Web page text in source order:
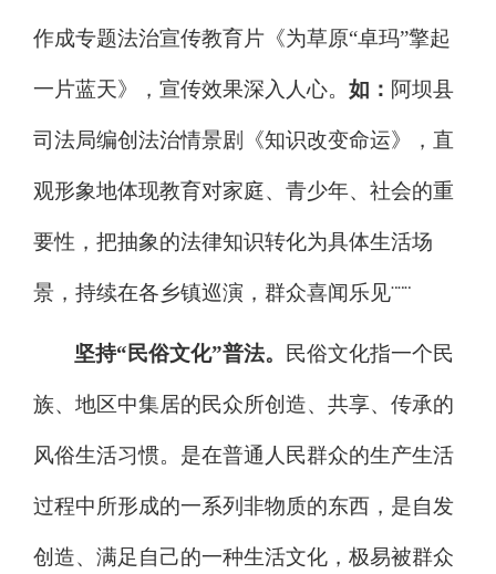
作成专题法治宣传教育片《为草原“卓玛”擎起
一片蓝天》，宣传效果深入人心。 如： 阿坝县
司法局编创法治情景剧《知识改变命运》，直
观形象地体现教育对家庭、青少年、社会的重
要性，把抽象的法律知识转化为具体生活场
景，持续在各乡镇巡演，群众喜闻乐见¨¨¨
坚持“民俗文化”普法。 民俗文化指一个民
族、地区中集居的民众所创造、共享、传承的
风俗生活习惯。是在普通人民群众的生产生活
过程中所形成的一系列非物质的东西，是自发
创造、满足自己的一种生活文化 ，极易被群众